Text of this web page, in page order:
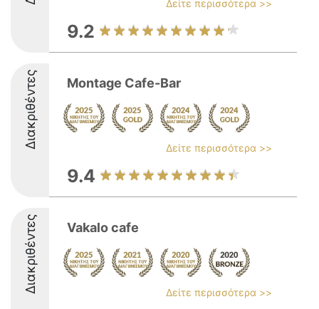
Δείτε περισσότερα >>
9.2
Διακριθέντες Montage Cafe-Bar
Δείτε περισσότερα >>
9.4
Διακριθέντες Vakalo cafe
Δείτε περισσότερα >>